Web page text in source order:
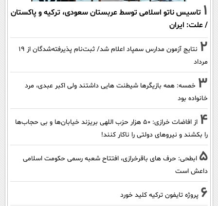
1 تاسیس ناتو اسلامی توسط عربستان سعودی، ترکیه و پاکستان
/ علت: ایران
2
نتایج آزمون مدارس سمپاد اعلام شد/ ثبت‌نام پذیرفته‌شدگان از ۱۹
مرداد
3 خمسه: همه بازیگرها شیطنت هایی داشتند ولی اکبر عبدی، مرد
خانواده بود
4
از افاضات خرازی: ۵۰ هزار حزب اللهی بریزند خیابان‌ها و بی حجاب‌ها
را بکشند و نیرو‌های دولتی را ناکار کنند!
5 ابطحی: حرف های باقرخرازی، افتتاح شعبه رسمی حکومت اسلامی
داعش است
6 پروژه تایفون ترکیه کلید خورد